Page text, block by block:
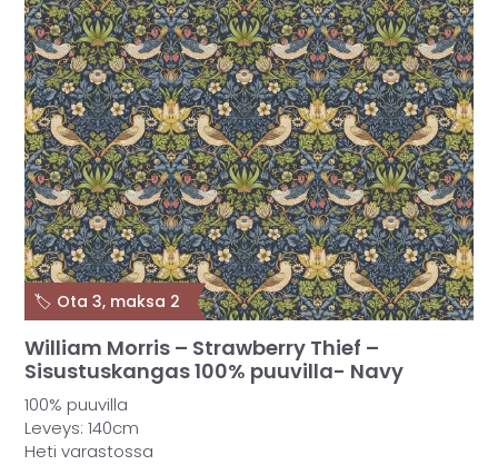
William Morris – Strawberry Thief –
Sisustuskangas 100% puuvilla- Navy
100% puuvilla
Leveys: 140cm
Heti varastossa
🏷️ Ota 3, maksa 2